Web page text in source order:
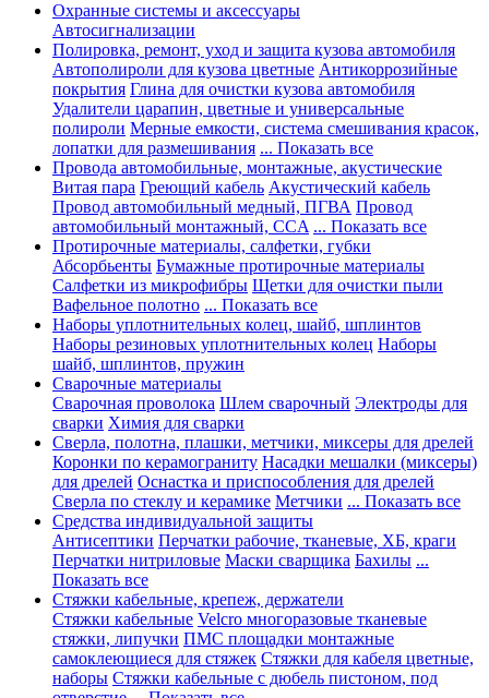
Охранные системы и аксессуары
Автосигнализации
Полировка, ремонт, уход и защита кузова автомобиля
Автополироли для кузова цветные Антикоррозийные
покрытия Глина для очистки кузова автомобиля
Удалители царапин, цветные и универсальные
полироли Мерные емкости, система смешивания красок,
лопатки для размешивания ... Показать все
Провода автомобильные, монтажные, акустические
Витая пара Греющий кабель Акустический кабель
Провод автомобильный медный, ПГВА Провод
автомобильный монтажный, CCA ... Показать все
Протирочные материалы, салфетки, губки
Абсорбьенты Бумажные протирочные материалы
Салфетки из микрофибры Щетки для очистки пыли
Вафельное полотно ... Показать все
Наборы уплотнительных колец, шайб, шплинтов
Наборы резиновых уплотнительных колец Наборы
шайб, шплинтов, пружин
Сварочные материалы
Сварочная проволока Шлем сварочный Электроды для
сварки Химия для сварки
Сверла, полотна, плашки, метчики, миксеры для дрелей
Коронки по керамограниту Насадки мешалки (миксеры)
для дрелей Оснастка и приспособления для дрелей
Сверла по стеклу и керамике Метчики ... Показать все
Средства индивидуальной защиты
Антисептики Перчатки рабочие, тканевые, ХБ, краги
Перчатки нитриловые Маски сварщика Бахилы ...
Показать все
Стяжки кабельные, крепеж, держатели
Стяжки кабельные Velcro многоразовые тканевые
стяжки, липучки ПМС площадки монтажные
самоклеющиеся для стяжек Стяжки для кабеля цветные,
наборы Стяжки кабельные с дюбель пистоном, под